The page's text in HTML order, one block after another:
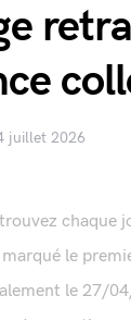
juillet 2026
chaque
le
le 27/